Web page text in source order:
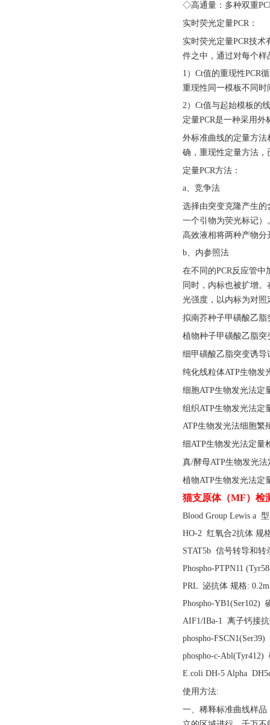
◇高通量：多种双重
实时荧光定量PCR：
实时荧光定量PCR技术
件之中，通过对每个样
1）Ct值的重现性PCR
重现性同一模板不同
2）Ct值与起始模板的
定量PCR是一种采用
外标准曲线的定量方
确，重现性定量方法
定量PCR方法：
a、竞争法
选择由突变克隆产生
一个引物为荧光标记
高效液相将两种产物
b、内参照法
在不同的PCR反应管
同时，内标也被扩增
光强度，以内标为对照
拟南芥种子甲磺酸乙脂
植物种子甲磺酸乙脂突
细甲磺酸乙脂突变诱导
纯化线粒体ATP生物发
细胞ATP生物发光法定
组织ATP生物发光法定
ATP生物发光法细胞繁
细ATP生物发光法定量
真/酵母ATP生物发光
植物ATP生物发光法定
猫支原体（MF）检
Blood Group Lewis a
HO-2 红氧合2抗体 规
STAT5b 信号转导和转
Phospho-PTPN11
PRL 泌抗体 规格:
Phospho-
AIF1/IBa-1 离子钙接
phospho-
phospho-c-
E.coli DH-5 Alpha
使用方法:
一、稀释标准曲线样品